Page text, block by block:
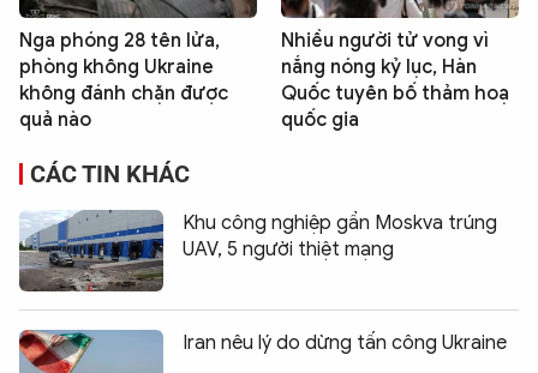
Nga phóng 28 tên lửa,
phòng không Ukraine
không đánh chặn được
quả nào
Nhiều người tử vong vì
nắng nóng kỷ lục, Hàn
Quốc tuyên bố thảm hoạ
quốc gia
CÁC TIN KHÁC
Khu công nghiệp gần Moskva trúng
UAV, 5 người thiệt mạng
Iran nêu lý do dừng tấn công Ukraine